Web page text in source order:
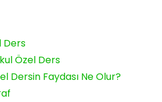
Ders
Özel Ders
Dersin Faydası Ne Olur?